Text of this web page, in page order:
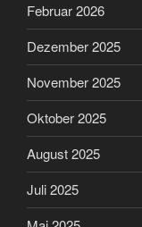
Februar 2026
Dezember 2025
November 2025
Oktober 2025
August 2025
Juli 2025